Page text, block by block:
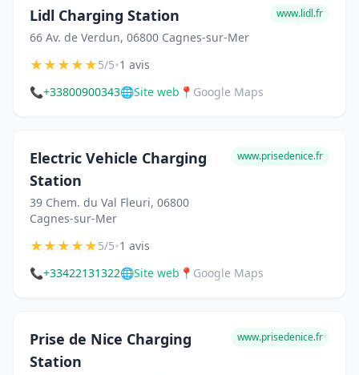
Lidl Charging Station
66 Av. de Verdun, 06800 Cagnes-sur-Mer
www.lidl.fr
★★★★★5/5•1 avis
📞+33800900343🌐Site web 📍 Google Maps
Electric Vehicle Charging
Station
39 Chem. du Val Fleuri, 06800
Cagnes-sur-Mer
www.prisedenice.fr
★★★★★5/5•1 avis
📞+33422131322🌐Site web 📍 Google Maps
Prise de Nice Charging
Station
www.prisedenice.fr